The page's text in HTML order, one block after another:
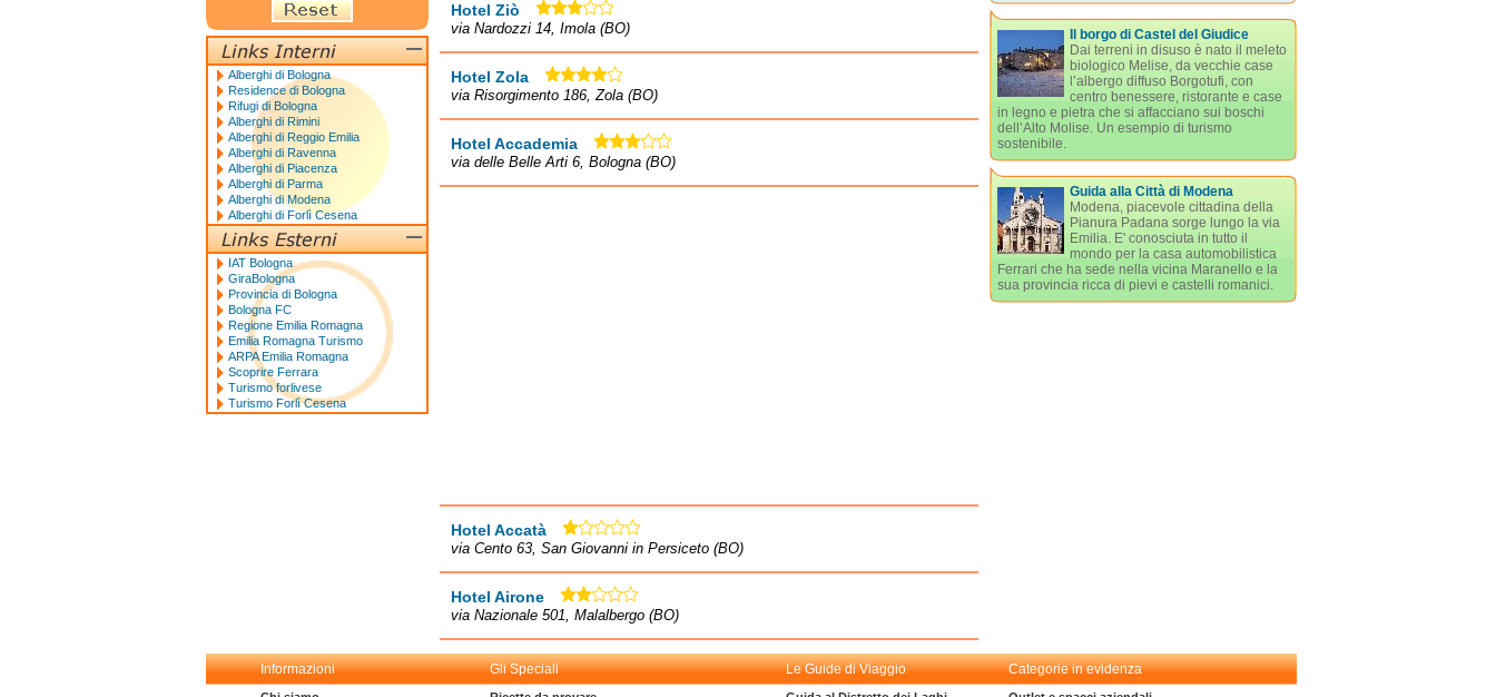
Hotel Ziò
via Nardozzi 14, Imola (BO)
Hotel Zola
via Risorgimento 186, Zola (BO)
Hotel Accademia
via delle Belle Arti 6, Bologna (BO)
Hotel Accatà
via Cento 63, San Giovanni in Persiceto (BO)
Hotel Airone
via Nazionale 501, Malalbergo (BO)
Il borgo di Castel del Giudice
Dai terreni in disuso è nato il meleto
biologico Melise, da vecchie case
l’albergo diffuso Borgotufi, con
centro benessere, ristorante e case
in legno e pietra che si affacciano sui boschi
dell’Alto Molise. Un esempio di turismo
sostenibile.
Guida alla Città di Modena
Modena, piacevole cittadina della
Pianura Padana sorge lungo la via
Emilia. E' conosciuta in tutto il
mondo per la casa automobilistica
Ferrari che ha sede nella vicina Maranello e la
sua provincia ricca di pievi e castelli romanici.
Alberghi di Bologna
Residence di Bologna
Rifugi di Bologna
Alberghi di Rimini
Alberghi di Reggio Emilia
Alberghi di Ravenna
Alberghi di Piacenza
Alberghi di Parma
Alberghi di Modena
Alberghi di Forlì Cesena
IAT Bologna
GiraBologna
Provincia di Bologna
Bologna FC
Regione Emilia Romagna
Emilia Romagna Turismo
ARPA Emilia Romagna
Scoprire Ferrara
Turismo forlivese
Turismo Forlì Cesena
Informazioni Gli Speciali Le Guide di Viaggio Categorie in evidenza